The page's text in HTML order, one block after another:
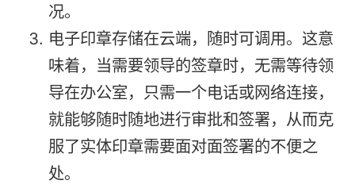
况。
电子印章存储在云端，随时可调用。这意
味着，当需要领导的签章时，无需等待领
导在办公室，只需一个电话或网络连接，
就能够随时随地进行审批和签署，从而克
服了实体印章需要面对面签署的不便之
处。